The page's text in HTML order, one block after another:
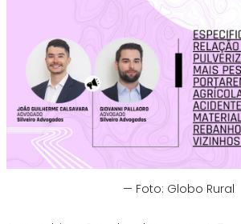
— Foto: Globo Rural